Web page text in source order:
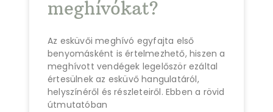
meghívókat?
Az esküvői meghívó egyfajta első
benyomásként is értelmezhető, hiszen a
meghívott vendégek legelőször ezáltal
értesülnek az esküvő hangulatáról,
helyszínéről és részleteiről. Ebben a rövid
útmutatóban